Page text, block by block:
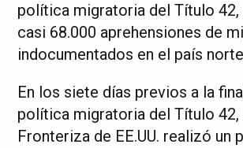
política migratoria del Título 42,
casi 68.000 aprehensiones de
indocumentados en el país
En los siete días previos a la
política migratoria del Título 42,
Fronteriza de EE.UU. realizó un